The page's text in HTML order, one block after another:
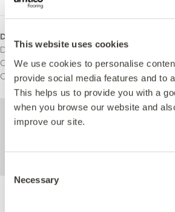
This website uses cookies
We use cookies to personalise
provide social media features and to
This helps us to provide you with a
when you browse our website and
improve our site.
Selection
Necessary
Domaines d'utilisation
Domestique
Commercial léger
Commercial lourd
Pour de plus amples
techniques sur ce produit,